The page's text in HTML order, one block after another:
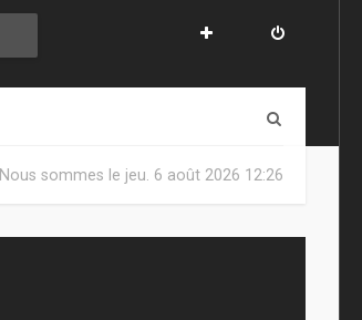
Nous sommes le jeu. 6 août 2026 12:26